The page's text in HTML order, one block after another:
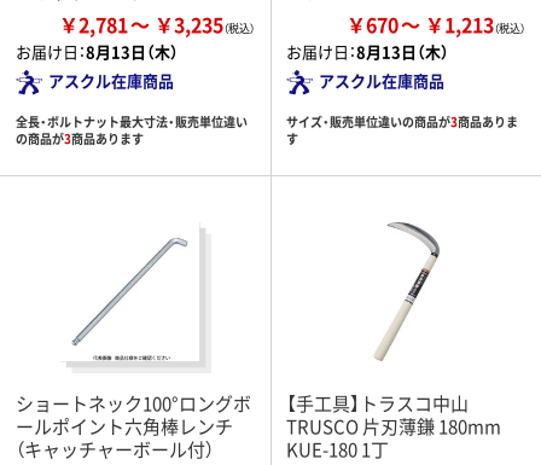
￥2,781 ￥3,235
お届け日：8月13日（木）
アスクル在庫商品
全長・ボルトナット最大寸法・販売単位違い
の商品が3商品あります
￥670 ￥1,213
お届け日：8月13日（木）
アスクル在庫商品
サイズ・販売単位違いの商品が3商品ありま
す
ショートネック100°ロングボ
ールポイント六角棒レンチ
（キャッチャーボール付）
【手工具】トラスコ中山
TRUSCO 片刃薄鎌 180mm
KUE-180 1丁